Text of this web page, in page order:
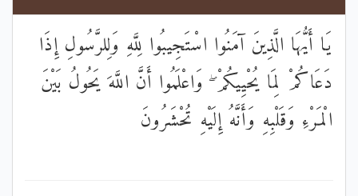
يَا أَيُّهَا الَّذِينَ آمَنُوا اسْتَجِيبُوا لِلَّهِ وَلِلرَّسُولِ إِذَا
دَعَاكُمْ لِمَا يُحْيِيكُمْ ۖ وَاعْلَمُوا أَنَّ اللَّهَ يَحُولُ بَيْنَ
الْمَرْءِ وَقَلْبِهِ وَأَنَّهُ إِلَيْهِ تُحْشَرُونَ